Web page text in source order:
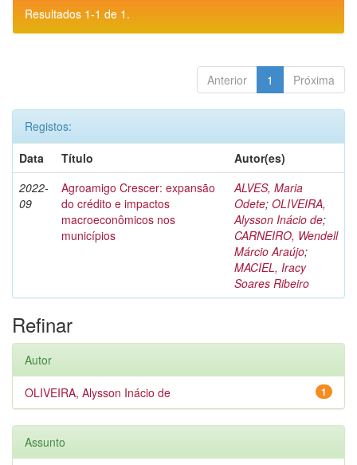
Resultados 1-1 de 1.
Anterior 1 Próxima
Registos:
Data
Título
Autor(es)
2022-
09
Agroamigo Crescer: expansão
do crédito e impactos
macroeconômicos nos
municípios
ALVES, Maria
Odete; OLIVEIRA,
Alysson Inácio de;
CARNEIRO, Wendell
Márcio Araújo;
MACIEL, Iracy
Soares Ribeiro
Refinar
Autor
1
OLIVEIRA, Alysson Inácio de
Assunto